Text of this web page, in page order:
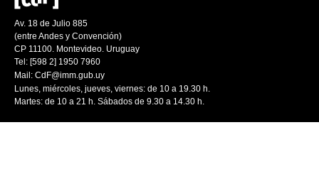
Av. 18 de Julio 885
(entre Andes y Convención)
CP 11100. Montevideo. Uruguay
Tel: [598 2] 1950 7960
Mail: CdF@imm.gub.uy
Lunes, miércoles, jueves, viernes: de 10 a 19.30 h.
Martes: de 10 a 21 h. Sábados de 9.30 a 14.30 h.